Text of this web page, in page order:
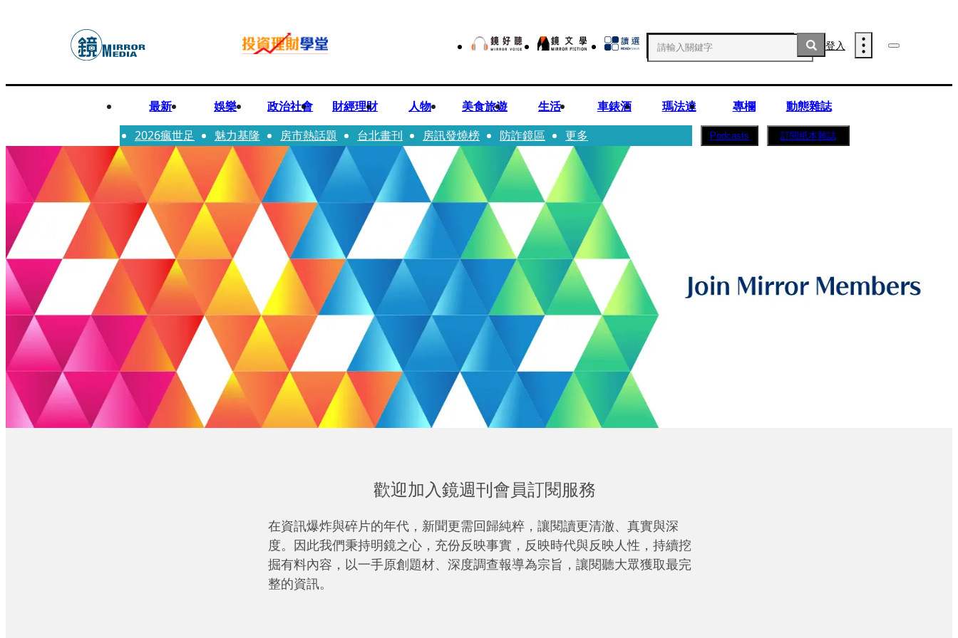
登入
最新 娛樂 政治社會 財經理財 人物 美食旅遊 生活 車錶酒 瑪法達 專欄
動態雜誌
2026瘋世足
魅力基隆 房市熱話題 台北畫刊 房訊發燒榜 防詐鏡區 更多 Podcasts 訂閱紙本雜誌
歡迎加入鏡週刊會員訂閱服務
在資訊爆炸與碎片的年代，新聞更需回歸純粹，讓閱讀更清澈、真實與深
度。因此我們秉持明鏡之心，充份反映事實，反映時代與反映人性，持續挖
掘有料內容，以一手原創題材、深度調查報導為宗旨，讓閱聽大眾獲取最完
整的資訊。